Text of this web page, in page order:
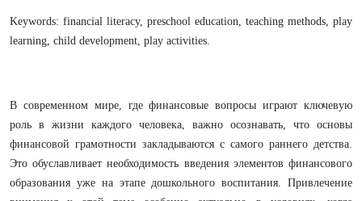
Keywords: financial literacy, preschool education, teaching methods, play
learning, child development, play activities.
В современном мире, где финансовые вопросы играют ключевую
роль в жизни каждого человека, важно осознавать, что основы
финансовой грамотности закладываются с самого раннего детства.
Это обуславливает необходимость введения элементов финансового
образования уже на этапе дошкольного воспитания. Привлечение